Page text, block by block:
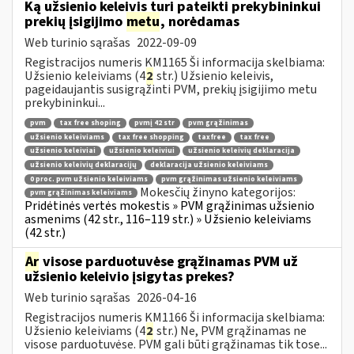
Ką užsienio keleivis turi pateikti prekybininkui
prekių įsigijimo metu, norėdamas
Web turinio sąrašas 2022-09-09
Registracijos numeris KM1165 Ši informacija skelbiama:
Užsienio keleiviams (42 str.) Užsienio keleivis,
pageidaujantis susigrąžinti PVM, prekių įsigijimo metu
prekybininkui...
pvm tax free shoping pvmį 42 str
pvm grąžinimas
užsienio keleiviams
tax free shopping taxfree
tax free
užsienio keleiviai
užsienio keleiviui
užsienio keleivių deklaracija
užsienio keleivių deklaracijų
deklaracija užsienio keleiviams
0 proc. pvm užsienio keleiviams
pvm grąžinimas užsienio keleiviams
pvm grąžinimas keleiviams
Mokesčių žinyno kategorijos:
Pridėtinės vertės mokestis » PVM grąžinimas užsienio
asmenims (42 str., 116–119 str.) » Užsienio keleiviams
(42 str.)
Ar visose parduotuvėse grąžinamas PVM už
užsienio keleivio įsigytas prekes?
Web turinio sąrašas 2026-04-16
Registracijos numeris KM1166 Ši informacija skelbiama:
Užsienio keleiviams (42 str.) Ne, PVM grąžinamas ne
visose parduotuvėse. PVM gali būti grąžinamas tik tose...